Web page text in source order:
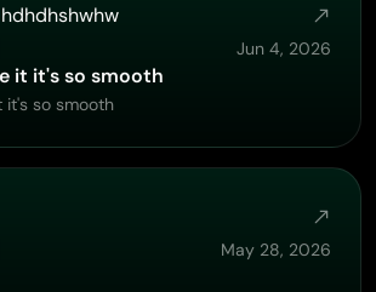
Jun 4, 2026
it it's so smooth
it's so smooth
May 28, 2026